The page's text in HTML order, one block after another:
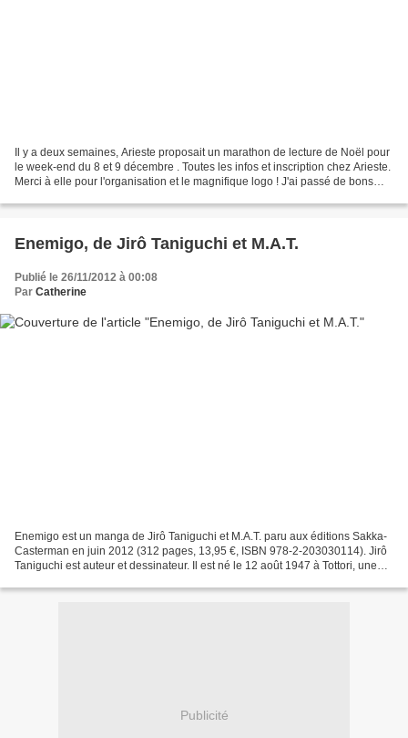
Il y a deux semaines, Arieste proposait un marathon de lecture de Noël pour
le week-end du 8 et 9 décembre . Toutes les infos et inscription chez Arieste.
Merci à elle pour l'organisation et le magnifique logo ! J'ai passé de bons
Enemigo, de Jirô Taniguchi et M.A.T.
Publié le 26/11/2012 à 00:08
Par Catherine
Enemigo est un manga de Jirô Taniguchi et M.A.T. paru aux éditions Sakka-
Casterman en juin 2012 (312 pages, 13,95 €, ISBN 978-2-203030114). Jirô
Taniguchi est auteur et dessinateur. Il est né le 12 août 1947 à Tottori, une
Publicité